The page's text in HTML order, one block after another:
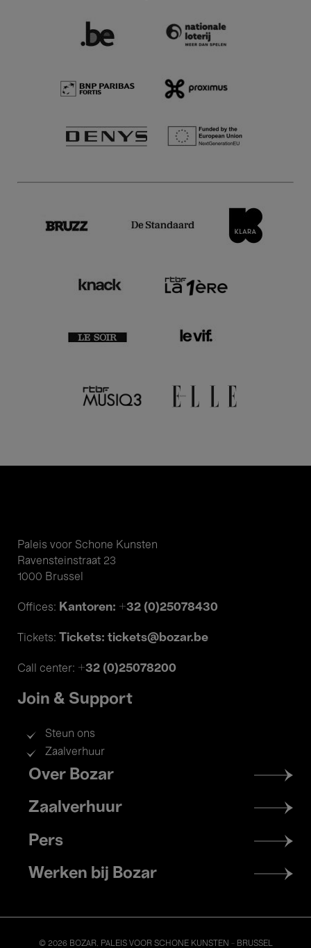
Paleis voor Schone Kunsten
Ravensteinstraat 23
1000 Brussel
Offices: Kantoren: +32 (0)25078430
Tickets: Tickets: tickets@bozar.be
Call center: +32 (0)25078200
Join & Support
Steun ons
Zaalverhuur
Footer
menu
Over Bozar
Zaalverhuur
Pers
Werken bij Bozar
© 2026 BOZAR. PALEIS VOOR SCHONE KUNSTEN - BRUSSEL